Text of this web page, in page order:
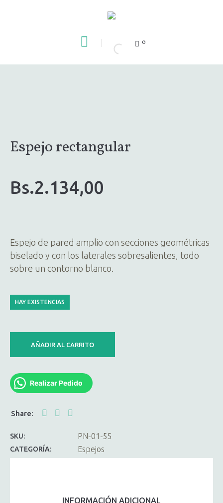
0
Espejo rectangular
Bs.2.134,00
Espejo de pared amplio con secciones geométricas
biselado y con los laterales sobresalientes, todo
sobre un contorno blanco.
HAY EXISTENCIAS
AÑADIR AL CARRITO
Realizar Pedido
SKU: PN-01-55
CATEGORÍA: Espejos
INFORMACIÓN ADICIONAL